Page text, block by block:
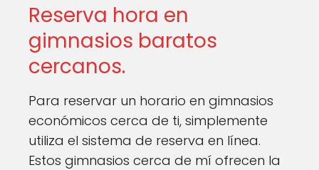
Reserva hora en
gimnasios baratos
cercanos.
Para reservar un horario en gimnasios
económicos cerca de ti, simplemente
utiliza el sistema de reserva en línea.
Estos gimnasios cerca de mí ofrecen la